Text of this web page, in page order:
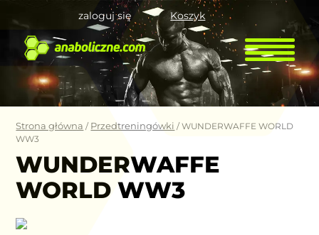
Koszyk
zaloguj się
Strona główna / Przedtreningówki / WUNDERWAFFE WORLD
WW3
WUNDERWAFFE
WORLD WW3